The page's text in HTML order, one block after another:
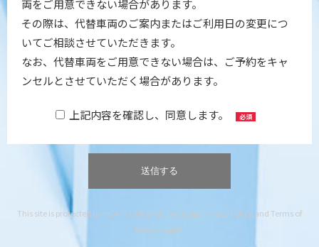
両をご用意できない場合があります。
その際は、代替車両のご案内またはご利用日の変更につ
いてご相談させていただきます。
なお、代替車両をご用意できない場合は、ご予約をキャ
ンセルとさせていただく場合があります。
上記内容を確認し、同意します。 必須
This site is protected by reCAPTCHA and the GooglePrivacy Policy and Terms of
Serviceapply.